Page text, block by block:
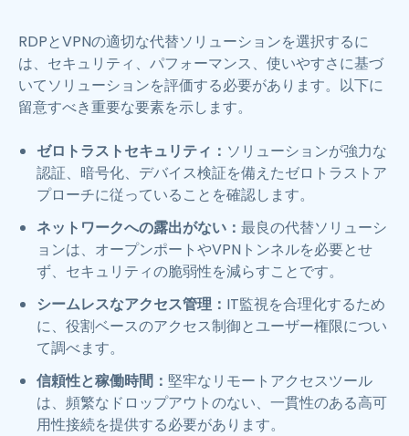
RDPとVPNの適切な代替ソリューションを選択するに
は、セキュリティ、パフォーマンス、使いやすさに基づ
いてソリューションを評価する必要があります。以下に
留意すべき重要な要素を示します。
ゼロトラストセキュリティ： ソリューションが強力な
認証、暗号化、デバイス検証を備えたゼロトラストア
プローチに従っていることを確認します。
ネットワークへの露出がない： 最良の代替ソリューシ
ョンは、オープンポートやVPNトンネルを必要とせ
ず、セキュリティの脆弱性を減らすことです。
シームレスなアクセス管理： IT監視を合理化するため
に、役割ベースのアクセス制御とユーザー権限につい
て調べます。
信頼性と稼働時間： 堅牢なリモートアクセスツール
は、頻繁なドロップアウトのない、一貫性のある高可
用性接続を提供する必要があります。